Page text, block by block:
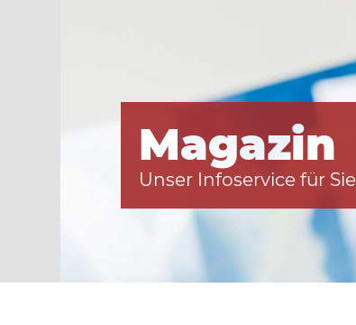
Magazin
Unser Infoservice für Sie